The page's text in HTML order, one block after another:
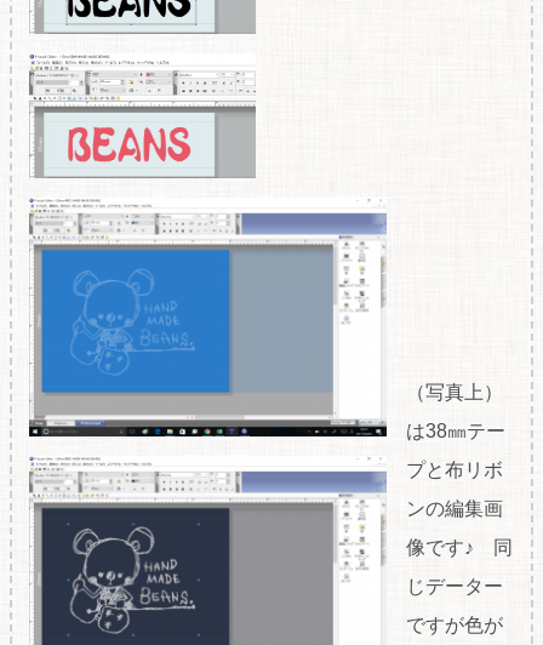
（写真上）
は38㎜テー
プと布リボ
ンの編集画
像です♪ 同
じデーター
ですが色が